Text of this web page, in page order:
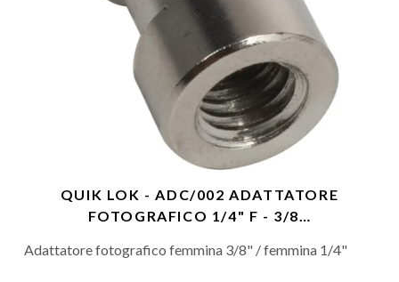
QUIK LOK - ADC/002 ADATTATORE
FOTOGRAFICO 1/4" F - 3/8…
Adattatore fotografico femmina 3/8" / femmina 1/4"